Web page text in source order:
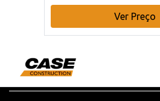
Ver Preço